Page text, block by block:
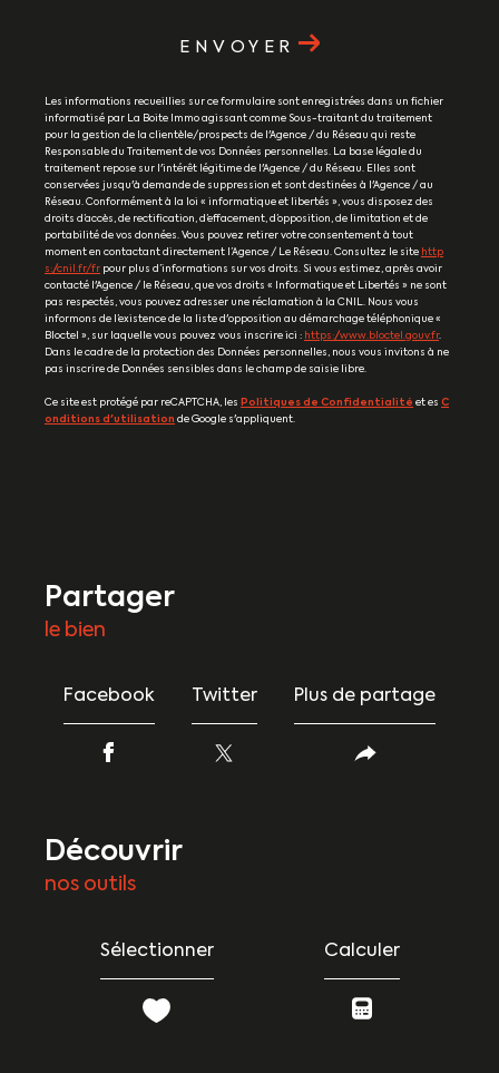
ENVOYER
Les informations recueillies sur ce formulaire sont enregistrées dans un fichier
informatisé par La Boite Immo agissant comme Sous-traitant du traitement
pour la gestion de la clientèle/prospects de l'Agence / du Réseau qui reste
Responsable du Traitement de vos Données personnelles. La base légale du
traitement repose sur l'intérêt légitime de l'Agence / du Réseau. Elles sont
conservées jusqu'à demande de suppression et sont destinées à l'Agence / au
Réseau. Conformément à la loi « informatique et libertés », vous disposez des
droits d’accès, de rectification, d’effacement, d’opposition, de limitation et de
portabilité de vos données. Vous pouvez retirer votre consentement à tout
moment en contactant directement l’Agence / Le Réseau. Consultez le site http
s://cnil.fr/fr pour plus d’informations sur vos droits. Si vous estimez, après avoir
contacté l'Agence / le Réseau, que vos droits « Informatique et Libertés » ne sont
pas respectés, vous pouvez adresser une réclamation à la CNIL. Nous vous
informons de l’existence de la liste d'opposition au démarchage téléphonique «
Bloctel », sur laquelle vous pouvez vous inscrire ici : https://www.bloctel.gouv.fr.
Dans le cadre de la protection des Données personnelles, nous vous invitons à ne
pas inscrire de Données sensibles dans le champ de saisie libre.
Ce site est protégé par reCAPTCHA, les Politiques de Confidentialité et es C
onditions d'utilisation de Google s'appliquent.
partager
le bien
Facebook Twitter Plus de partage
découvrir
nos outils
Sélectionner Calculer